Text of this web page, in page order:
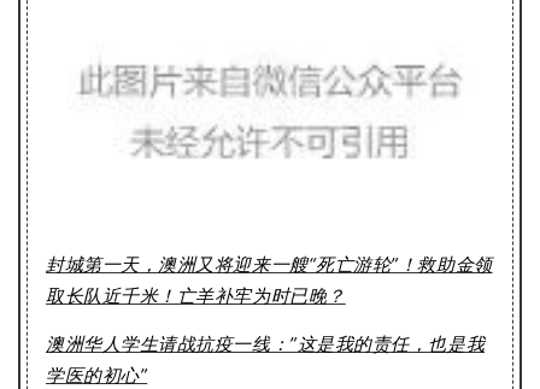
封城第一天，澳洲又将迎来一艘“死亡游轮”！救助金领
取长队近千米！亡羊补牢为时已晚？
澳洲华人学生请战抗疫一线：”这是我的责任，也是我
学医的初心”